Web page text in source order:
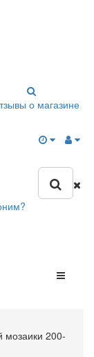
о магазине
мозаики 200-